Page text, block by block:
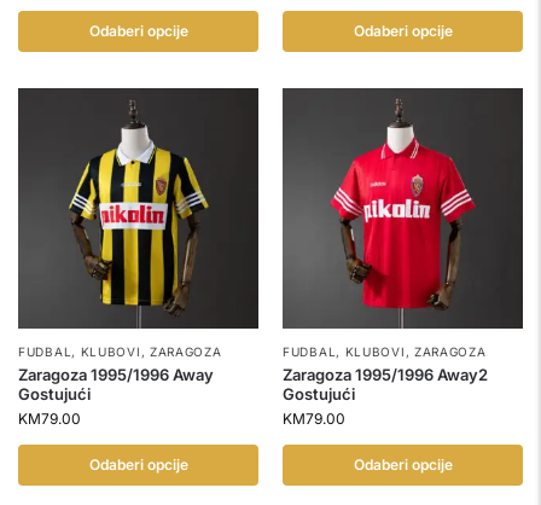
Odaberi opcije Odaberi opcije
FUDBAL , KLUBOVI , ZARAGOZA
Zaragoza 1995/1996 Away
Gostujući
KM79.00
Odaberi opcije
FUDBAL , KLUBOVI , ZARAGOZA
Zaragoza 1995/1996 Away2
Gostujući
KM79.00
Odaberi opcije